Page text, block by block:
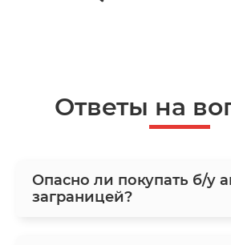
Ответы на
Опасно ли покупать б/у
заграницей?